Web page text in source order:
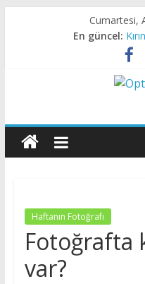
Cumartesi,
En güncel:
X-
Tasarım
Dair
Her
Şey
Haftanın Fotoğrafı
Fotoğrafta
var?